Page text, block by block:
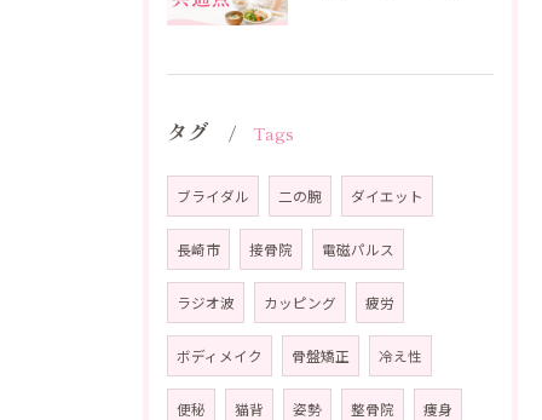
タグ Tags
ブライダル 二の腕 ダイエット
長崎市 接骨院 電磁パルス
ラジオ波 カッピング 疲労
ボディメイク 骨盤矯正 冷え性
便秘 猫背 姿勢 整骨院 痩身